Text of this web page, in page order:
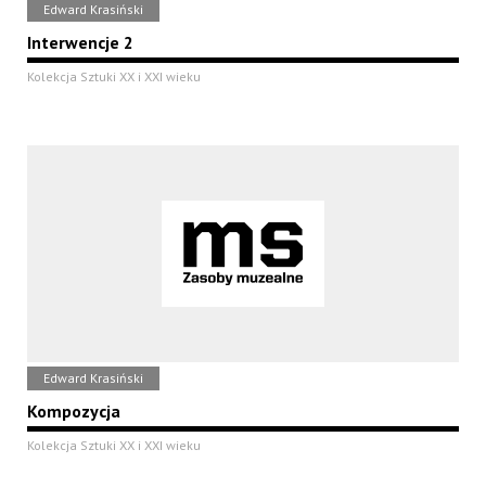
Edward Krasiński
Interwencje 2
Kolekcja Sztuki XX i XXI wieku
Edward Krasiński
Kompozycja
Kolekcja Sztuki XX i XXI wieku